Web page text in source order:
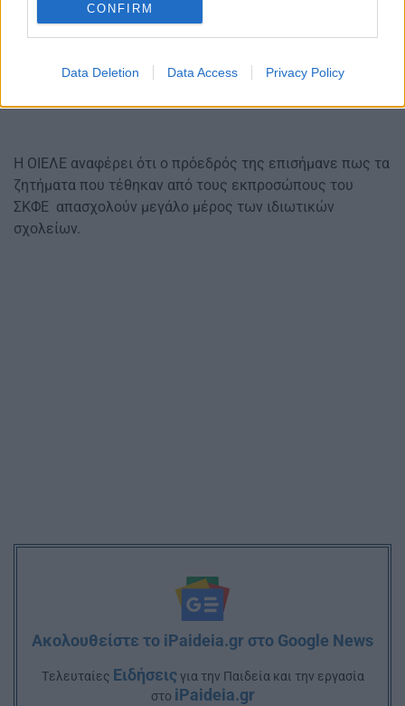
CONFIRM
Data Deletion Data Access Privacy Policy
Η ΟΙΕΛΕ αναφέρει ότι ο πρόεδρός της επισήμανε πως τα
ζητήματα που τέθηκαν από τους εκπροσώπους του
ΣΚΦΕ απασχολούν μεγάλο μέρος των ιδιωτικών
σχολείων.
Ακολουθείστε το iPaideia.gr στο Google News
Tελευταίες Ειδήσειςγια την Παιδεία και την εργασία
στο iPaideia.gr